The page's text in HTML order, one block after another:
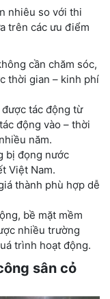
nhiêu so với thi
trên các ưu điểm
cần chăm sóc,
thời gian – kinh phí
tác động từ
động vào – thời
năm.
bị đọng nước
Việt Nam.
thành phù hợp dễ
bề mặt mềm
nhiều trường
trình hoạt động.
sân cỏ